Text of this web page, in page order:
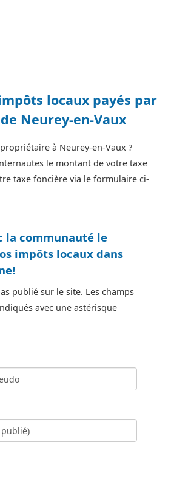
locaux payés par
Neurey-en-Vaux
à Neurey-en-Vaux ?
le montant de votre taxe
taxe foncière via le formulaire ci-
la communauté le
impôts locaux dans
publié sur le site. Les champs
avec une astérisque